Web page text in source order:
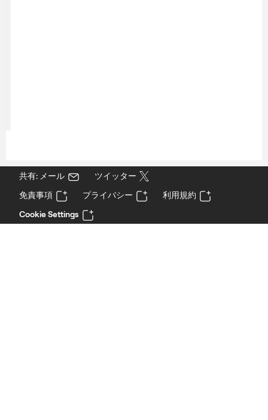
共有: メール
ツイッター
免責事項
プライバシー
利用規約
Cookie Settings